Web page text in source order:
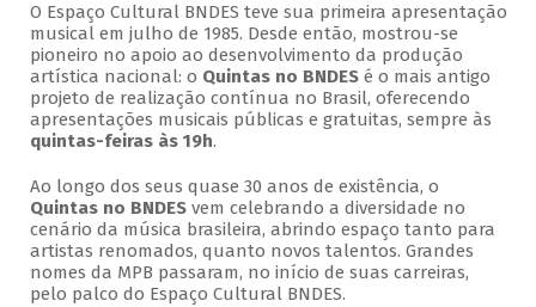
O Espaço Cultural BNDES teve sua primeira apresentação
musical em julho de 1985. Desde então, mostrou-se
pioneiro no apoio ao desenvolvimento da produção
artística nacional: o Quintas no BNDESé o mais antigo
projeto de realização contínua no Brasil, oferecendo
apresentações musicais públicas e gratuitas, sempre às
quintas-feiras às 19h.
Ao longo dos seus quase 30 anos de existência, o
Quintas no BNDESvem celebrando a diversidade no
cenário da música brasileira, abrindo espaço tanto para
artistas renomados, quanto novos talentos. Grandes
nomes da MPB passaram, no início de suas carreiras,
pelo palco do Espaço Cultural BNDES.